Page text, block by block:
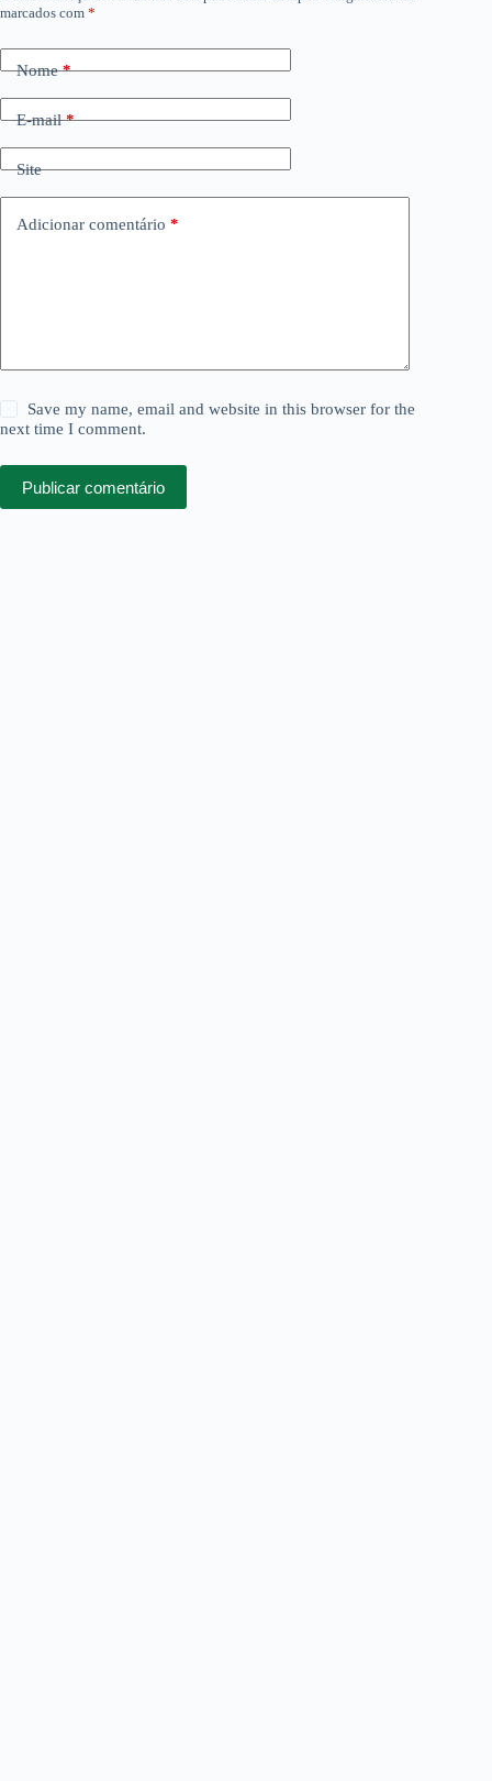
marcados com *
Nome*
E-mail*
Site
Adicionar comentário *
Save my name, email and website in this browser for the
next time I comment.
Publicar comentário